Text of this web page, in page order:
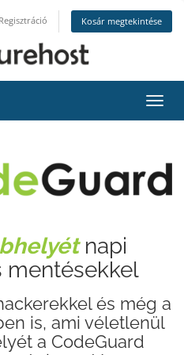
Regisztráció Kosár megtekintése
a
napi
mentésekkel
és még a
is, ami véletlenül
a CodeGuard